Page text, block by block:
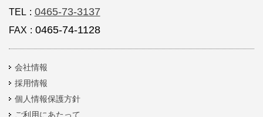
TEL : 0465-73-3137
FAX : 0465-74-1128
会社情報
採用情報
個人情報保護方針
ご利用にあたって